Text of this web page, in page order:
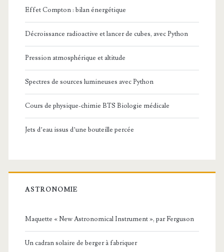
Effet Compton : bilan énergétique
Décroissance radioactive et lancer de cubes, avec Python
Pression atmosphérique et altitude
Spectres de sources lumineuses avec Python
Cours de physique-chimie BTS Biologie médicale
Jets d’eau issus d’une bouteille percée
ASTRONOMIE
Maquette « New Astronomical Instrument », par Ferguson
Un cadran solaire de berger à fabriquer